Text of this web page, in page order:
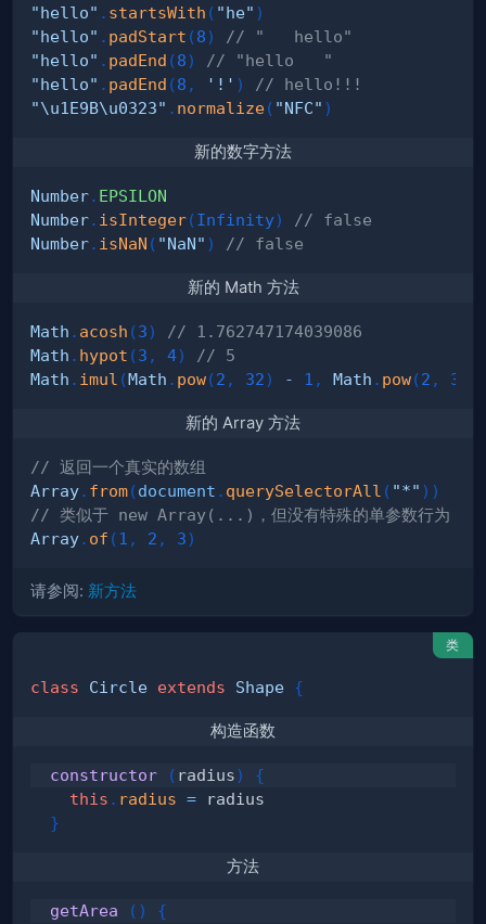
"hello" . startsWith ( "he" )
"hello" . padStart (8)
// "   hello"
"hello" . padEnd (8)
// "hello   "
"hello" . padEnd (8 , '!' )
// hello!!!
"\u1E9B\u0323" . normalize( "NFC" )
新的数字方法
Number. EPSILON
Number. isInteger(Infinity)
// false
Number. isNaN ( "NaN" ) // false
新的 Math 方法
Math . acosh (3)
// 1.762747174039086
Math . hypot (3 , 4)
// 5
Math . imul (Math . pow(2 , 32) - 1 , Math . pow(2 , 32
新的 Array 方法
// 返回一个真实的数组
Array. from(document . querySelectorAll ( "*" ) )
// 类似于 new Array(...)，但没有特殊的单参数行为
Array. of (1 , 2 , 3)
请参阅: 新方法
类
class Circle extends Shape {
构造函数
constructor ( radius)
{
this . radius =
}
方法
getArea ( )
{